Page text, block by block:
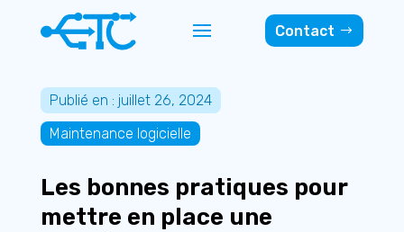
Contact
Publié en : juillet 26, 2024
Maintenance logicielle
Les bonnes pratiques pour
mettre en place une